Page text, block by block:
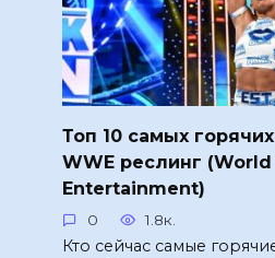
Топ 10 самых
WWE реслинг
Entertainment)
0 1.8к.
Кто сейчас самые